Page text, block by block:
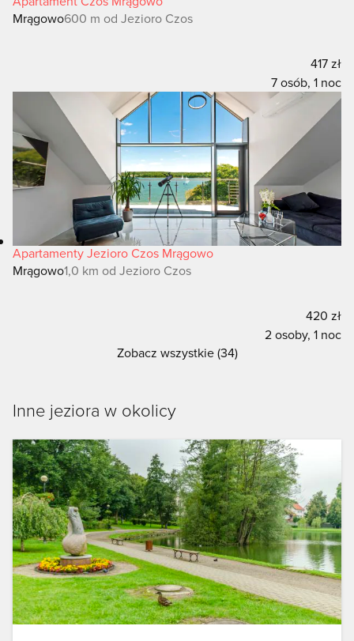
nad jeziorem, płacze z tęsknoty za swoim mężem i
odsunęła się tak bardzo, że obecnie drzewo rośnie w
pewnej odległości od jeziora. Gdy spojrzysz na
drzewo, od razu poznasz w nim zaklętą Jesionę, gdyż
kobiece piersi widoczne są nawet dzisiaj.
Mrągowo600 m od Jezioro Czos
417 zł
7 osób, 1 noc
Apartamenty Jezioro Czos Mrągowo
Mrągowo1,0 km od Jezioro Czos
420 zł
2 osoby, 1 noc
Zobacz wszystkie (34)
Inne jeziora w okolicy